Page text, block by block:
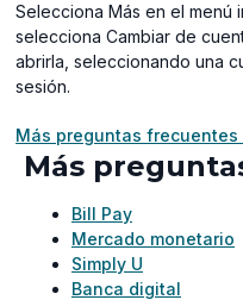
Selecciona Más en el menú
selecciona Cambiar de
abrirla, seleccionando una
sesión.
Más preguntas
Más
Bill Pay
Mercado monetario
Simply U
Banca digital